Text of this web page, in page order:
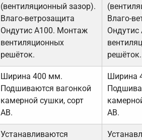
(вентиляционный зазор).
Влаго-ветрозащита
Ондутис А100. Монтаж
вентиляционных
решёток.
Влаго-
решёток.
Ширина 400 мм.
Подшиваются вагонкой
камерной сушки, сорт
АВ.
Ширина
АВ.
Устанавливаются